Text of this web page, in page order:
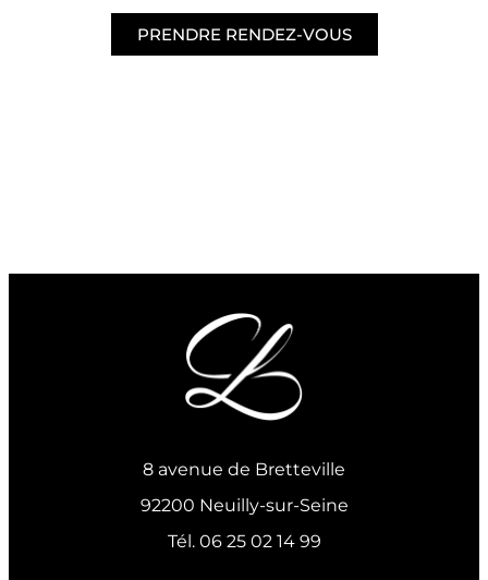
PRENDRE RENDEZ-VOUS
8 avenue de Bretteville
92200 Neuilly-sur-Seine
Tél. 06 25 02 14 99